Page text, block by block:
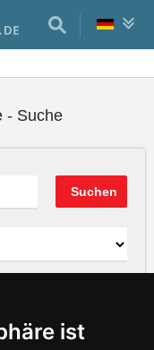
ist
- Suche
Ergebnisse vom